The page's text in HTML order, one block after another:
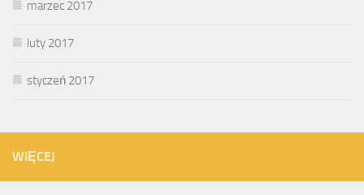
marzec 2017
luty 2017
styczeń 2017
WIĘCEJ